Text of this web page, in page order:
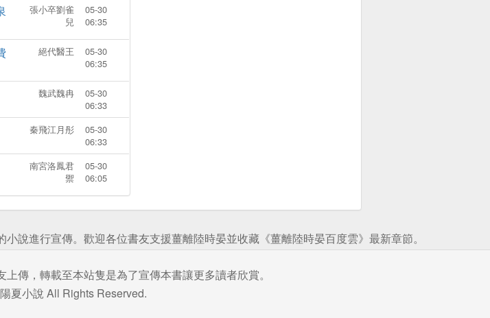
張小卒劉雀
兒
05-30
06:35
絕代醫王
05-30
06:35
魏武魏冉
05-30
06:33
秦飛江月彤
05-30
06:33
南宮洛鳳君
禦
05-30
06:05
說進行宣傳。歡迎各位書友支援薑離陸時晏並收藏《薑離陸時晏百度雲》最新章節。
傳，轉載至本站隻是為了宣傳本書讓更多讀者欣賞。
夏小說 All Rights Reserved.